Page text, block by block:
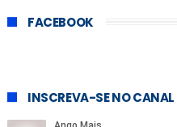
FACEBOOK
INSCREVA-SE NO CANAL